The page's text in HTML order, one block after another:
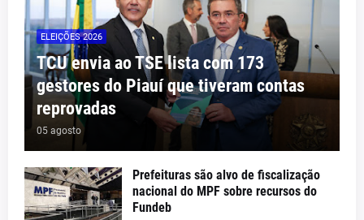
ELEIÇÕES 2026
TCU envia ao TSE lista com 173
gestores do Piauí que tiveram contas
reprovadas
05 agosto
Prefeituras são alvo de fiscalização
nacional do MPF sobre recursos do
Fundeb